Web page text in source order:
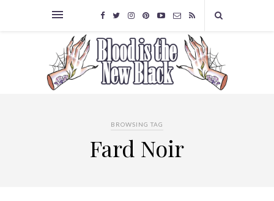
BROWSING TAG
Fard Noir